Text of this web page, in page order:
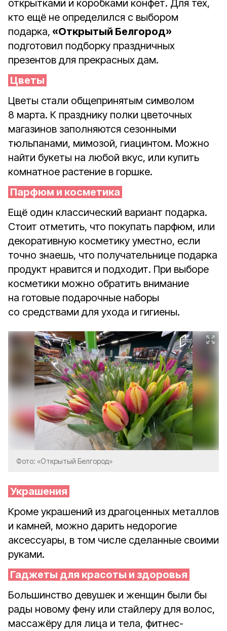
открытками и коробками конфет. Для тех,
кто ещё не определился с выбором
подарка, «Открытый Белгород»
подготовил подборку праздничных
презентов для прекрасных дам.
Цветы
Цветы стали общепринятым символом
8 марта. К празднику полки цветочных
магазинов заполняются сезонными
тюльпанами, мимозой, гиацинтом. Можно
найти букеты на любой вкус, или купить
комнатное растение в горшке.
Парфюм и косметика
Ещё один классический вариант подарка.
Стоит отметить, что покупать парфюм, или
декоративную косметику уместно, если
точно знаешь, что получательнице подарка
продукт нравится и подходит. При выборе
косметики можно обратить внимание
на готовые подарочные наборы
со средствами для ухода и гигиены.
Фото: «Открытый Белгород»
Украшения
Кроме украшений из драгоценных металлов
и камней, можно дарить недорогие
аксессуары, в том числе сделанные своими
руками.
Гаджеты для красоты и здоровья
Большинство девушек и женщин были бы
рады новому фену или стайлеру для волос,
массажёру для лица и тела, фитнес-